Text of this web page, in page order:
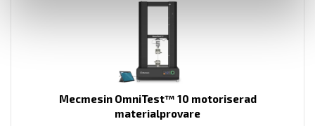
Mecmesin OmniTest™ 10 motoriserad
materialprovare